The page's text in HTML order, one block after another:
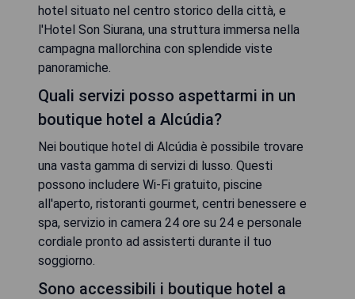
hotel situato nel centro storico della città, e
l'Hotel Son Siurana, una struttura immersa nella
campagna mallorchina con splendide viste
panoramiche.
Quali servizi posso aspettarmi in un
boutique hotel a Alcúdia?
Nei boutique hotel di Alcúdia è possibile trovare
una vasta gamma di servizi di lusso. Questi
possono includere Wi-Fi gratuito, piscine
all'aperto, ristoranti gourmet, centri benessere e
spa, servizio in camera 24 ore su 24 e personale
cordiale pronto ad assisterti durante il tuo
soggiorno.
Sono accessibili i boutique hotel a